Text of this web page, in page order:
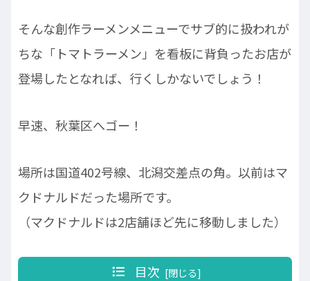
そんな創作ラーメンメニューでサブ的に扱われが
ちな「トマトラーメン」を看板に背負ったお店が
登場したとなれば、行くしかないでしょう！
早速、秋葉区へゴー！
場所は国道402号線、北潟交差点の角。以前はマ
クドナルドだった場所です。
（マクドナルドは2店舗ほど先に移動しました）
目次